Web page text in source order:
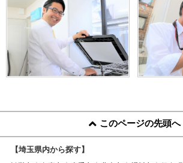
このページの先頭へ
【埼玉県内から探す】